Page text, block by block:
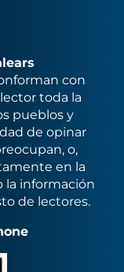
con
toda la
pueblos y
de opinar
o,
en la
la información
de lectores.